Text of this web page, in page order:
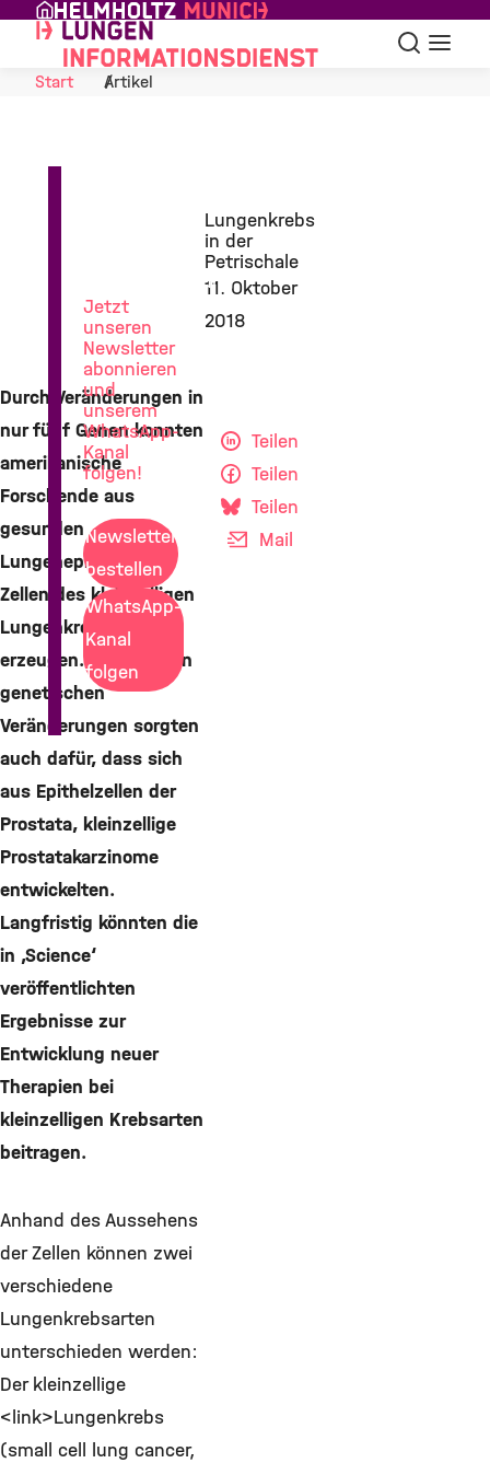
Skip to Content
Suche
Start
Artikel
Lungenkrebs
in der
Petrischale
11. Oktober
2018
Durch Veränderungen in
nur fünf Genen konnten
amerikanische
Forschende aus
gesunden
Lungenepithelzellen
Zellen des kleinzelligen
Lungenkrebses
erzeugen. Die gleichen
genetischen
Veränderungen sorgten
auch dafür, dass sich
aus Epithelzellen der
Prostata, kleinzellige
Prostatakarzinome
entwickelten.
Langfristig könnten die
in ‚Science‘
veröffentlichten
Ergebnisse zur
Entwicklung neuer
Therapien bei
kleinzelligen Krebsarten
beitragen.
Anhand des Aussehens
der Zellen können zwei
verschiedene
Lungenkrebsarten
unterschieden werden:
Der kleinzellige
<link>Lungenkrebs
(small cell lung cancer,
Teilen
Teilen
Teilen
Mail
Lungenforschung
Jetzt
unseren
Newsletter
abonnieren
und
unserem
WhatsApp-
Kanal
folgen!
Newsletter
bestellen
WhatsApp-
Kanal
folgen